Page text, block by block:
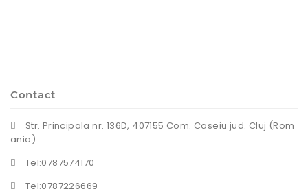
Contact
Str. Principala nr. 136D, 407155 Com. Caseiu jud. Cluj (Rom
ania)
Tel:0787574170
Tel:0787226669